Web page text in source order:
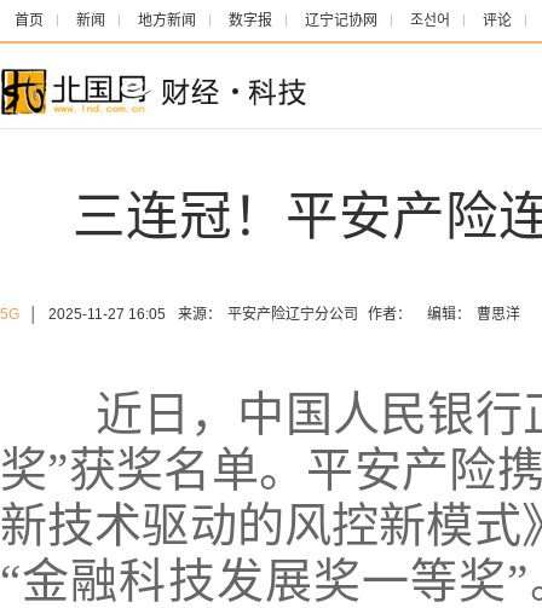
首页 新闻 地方新闻 数字报 辽宁记协网 조선어 评论
三连冠！平安产险
5G 2025-11-27 16:05 来源： 平安产险辽宁分公司 作者： 编辑： 曹思洋
近日，中国人民银行
奖”获奖名单。 平安产险
新技术驱动的风控新模式
“金融科技发展奖一等奖”